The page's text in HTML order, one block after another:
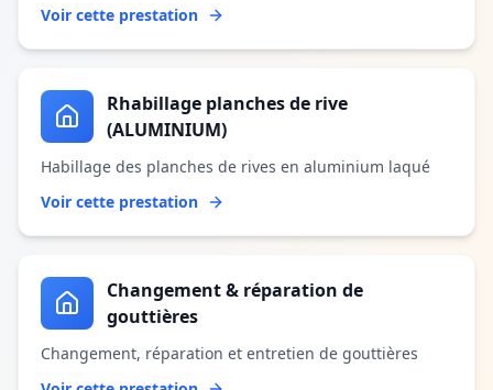
Voir cette prestation
Rhabillage planches de rive
(ALUMINIUM)
Habillage des planches de rives en aluminium laqué
Voir cette prestation
Changement & réparation de
gouttières
Changement, réparation et entretien de gouttières